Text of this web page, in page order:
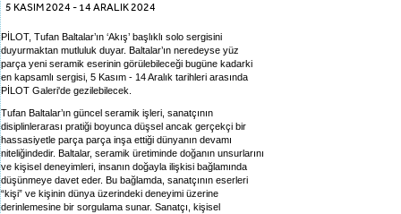
5 KASIM 2024 - 14 ARALIK 2024
PİLOT, Tufan Baltalar’ın ‘Akış’ başlıklı solo sergisini
duyurmaktan mutluluk duyar. Baltalar’ın neredeyse yüz
parça yeni seramik eserinin görülebileceği bugüne kadarki
en kapsamlı sergisi, 5 Kasım - 14 Aralık tarihleri arasında
PİLOT Galeri'de gezilebilecek.
Tufan Baltalar’ın güncel seramik işleri, sanatçının
disiplinlerarası pratiği boyunca düşsel ancak gerçekçi bir
hassasiyetle parça parça inşa ettiği dünyanın devamı
niteliğindedir. Baltalar, seramik üretiminde doğanın unsurlarını
ve kişisel deneyimleri, insanın doğayla ilişkisi bağlamında
düşünmeye davet eder. Bu bağlamda, sanatçının eserleri
“kişi” ve kişinin dünya üzerindeki deneyimi üzerine
derinlemesine bir sorgulama sunar. Sanatçı, kişisel